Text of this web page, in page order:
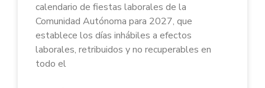
calendario de fiestas laborales de la
Comunidad Autónoma para 2027, que
establece los días inhábiles a efectos
laborales, retribuidos y no recuperables en
todo el